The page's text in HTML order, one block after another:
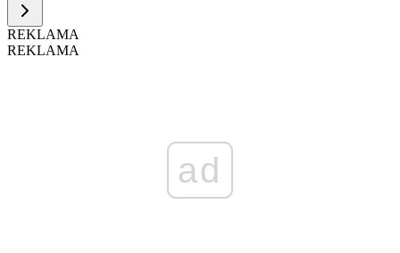
REKLAMA
REKLAMA
ad